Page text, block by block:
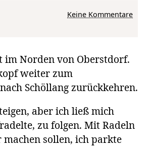
Keine Kommentarezu Auf dem
im Norden von Oberstdorf.
weiter zum
Schöllang zurückkehren.
aber ich ließ mich
zu folgen. Mit Radeln
sollen, ich parkte